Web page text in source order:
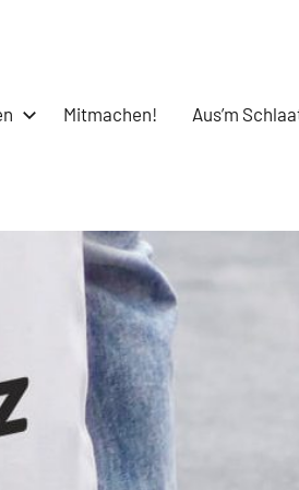
Mitmachen! Aus’m